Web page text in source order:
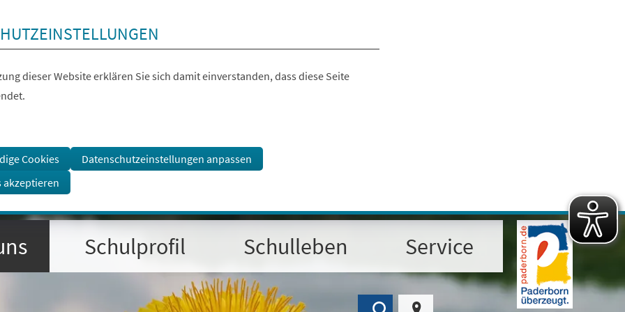
dieser Website erklären Sie sich damit einverstanden, dass diese Seite
Cookies
Datenschutzeinstellungen anpassen
akzeptieren
Schulprofil Schulleben Service